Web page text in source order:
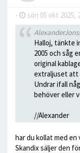
- sön 05 okt 2025,
Halloj, tänkte
2005 och såg
original
extraljuset att
Undrar ifall
behöver eller
//Alexander
har du kollat med
Skandix säljer den